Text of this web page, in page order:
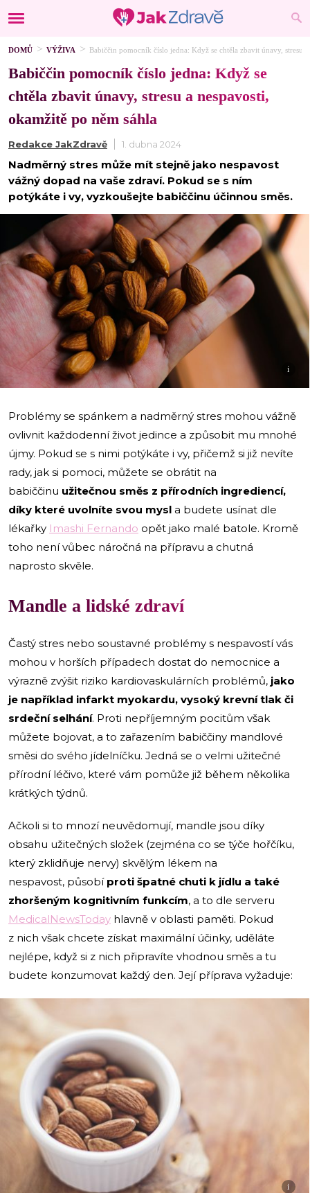
DOMŮ VÝŽIVA Babiččin pomocník číslo jedna: Když se chtěla zbavit únavy, stresu
Babiččin pomocník číslo jedna: Když se
chtěla zbavit únavy, stresu a nespavosti,
okamžitě po něm sáhla
Redakce JakZdravě 1. dubna 2024
Nadměrný stres může mít stejně jako nespavost
vážný dopad na vaše zdraví. Pokud se s ním
potýkáte i vy, vyzkoušejte babiččinu účinnou směs.
i
Problémy se spánkem a nadměrný stres mohou vážně
ovlivnit každodenní život jedince a způsobit mu mnohé
újmy. Pokud se s nimi potýkáte i vy, přičemž si již nevíte
rady, jak si pomoci, můžete se obrátit na
babiččinu užitečnou směs z přírodních ingrediencí,
díky které uvolníte svou mysl a budete usínat dle
lékařky Imashi Fernando opět jako malé batole. Kromě
toho není vůbec náročná na přípravu a chutná
naprosto skvěle.
Mandle a lidské zdraví
Častý stres nebo soustavné problémy s nespavostí vás
mohou v horších případech dostat do nemocnice a
výrazně zvýšit riziko kardiovaskulárních problémů, jako
je například infarkt myokardu, vysoký krevní tlak či
srdeční selhání. Proti nepříjemným pocitům však
můžete bojovat, a to zařazením babiččiny mandlové
směsi do svého jídelníčku. Jedná se o velmi užitečné
přírodní léčivo, které vám pomůže již během několika
krátkých týdnů.
Ačkoli si to mnozí neuvědomují, mandle jsou díky
obsahu užitečných složek (zejména co se týče hořčíku,
který zklidňuje nervy) skvělým lékem na
nespavost, působí proti špatné chuti k jídlu a také
zhoršeným kognitivním funkcím, a to dle serveru
MedicalNewsToday hlavně v oblasti paměti. Pokud
z nich však chcete získat maximální účinky, uděláte
nejlépe, když si z nich připravíte vhodnou směs a tu
budete konzumovat každý den. Její příprava vyžaduje:
i